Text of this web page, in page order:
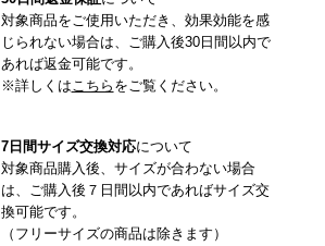
対象商品をご使用いただき、効果効能を感
じられない場合は、ご購入後30日間以内で
あれば返金可能です。
※詳しくはこちら をご覧ください。
7日間サイズ交換対応について
対象商品購入後、サイズが合わない場合
は、ご購入後７日間以内であればサイズ交
換可能です。
（フリーサイズの商品は除きます）